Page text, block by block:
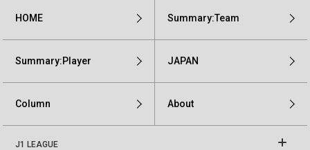
HOME Summary:Team
Summary:Player JAPAN
Column About
J1 LEAGUE